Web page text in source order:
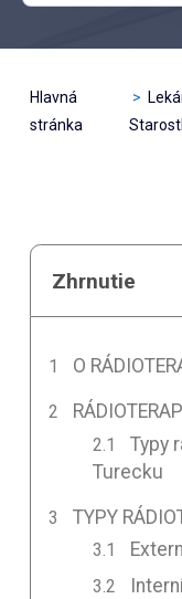
Hlavná
stránka
Zhrnutie
O
Typy
Turecku
TYPY